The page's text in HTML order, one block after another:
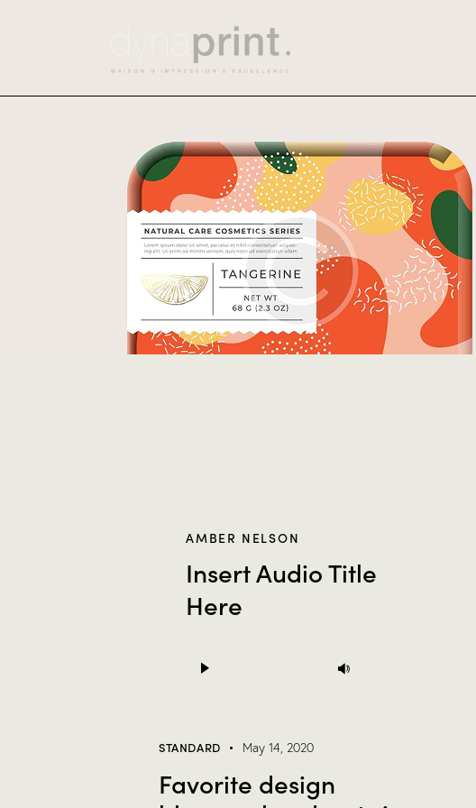
AMBER NELSON
Insert Audio Title
Here
Player
STANDARD May 14, 2020
Favorite design